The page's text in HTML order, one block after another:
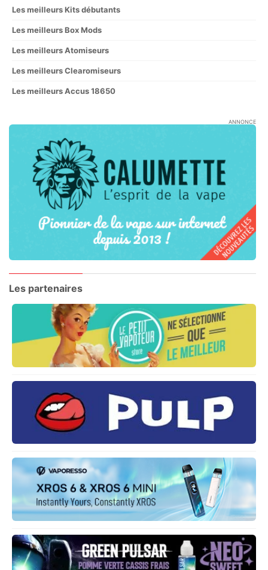
Les meilleurs Kits débutants
Les meilleurs Box Mods
Les meilleurs Atomiseurs
Les meilleurs Clearomiseurs
Les meilleurs Accus 18650
ANNONCE
Les partenaires